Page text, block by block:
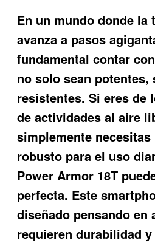
En un mundo donde la
avanza a pasos
fundamental contar
no solo sean potentes,
resistentes. Si eres de
de actividades al aire
simplemente
robusto para el uso
Power Armor 18T
perfecta. Este
diseñado pensando en
requieren durabilidad